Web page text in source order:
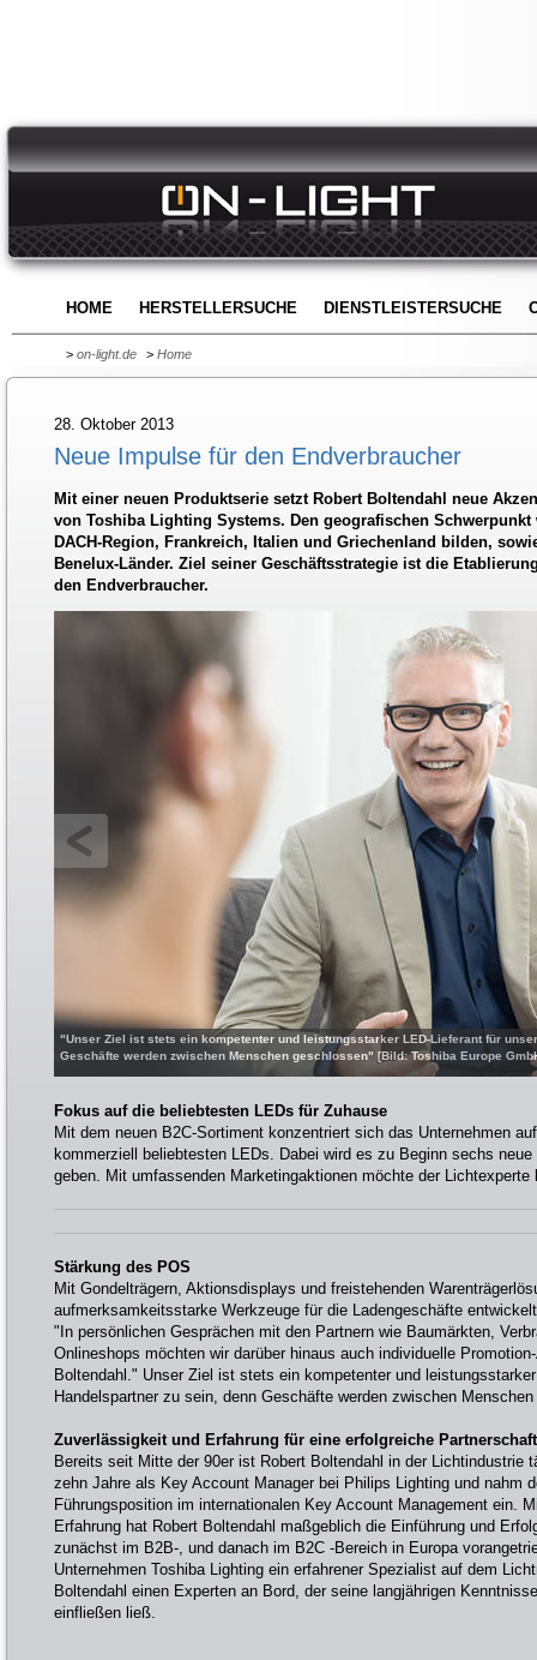
HOME HERSTELLERSUCHE DIENSTLEISTERSUCHE
> on-light.de > Home
28. Oktober 2013
Neue Impulse für den Endverbraucher
Mit einer neuen Produktserie setzt Robert Boltendahl neue
von Toshiba Lighting Systems. Den geografischen
DACH-Region, Frankreich, Italien und Griechenland bilden,
Benelux-Länder. Ziel seiner Geschäftsstrategie ist die
den Endverbraucher.
"Unser Ziel ist stets ein kompetenter und leistungsstarker LED-Lieferant für
Geschäfte werden zwischen Menschen geschlossen" [Bild: Toshiba Europe
Fokus auf die beliebtesten LEDs für Zuhause
Mit dem neuen B2C-Sortiment konzentriert sich das Unternehmen
kommerziell beliebtesten LEDs. Dabei wird es zu Beginn sechs
geben. Mit umfassenden Marketingaktionen möchte der
Stärkung des POS
Mit Gondelträgern, Aktionsdisplays und freistehenden
aufmerksamkeitsstarke Werkzeuge für die Ladengeschäfte
"In persönlichen Gesprächen mit den Partnern wie Baumärkten,
Onlineshops möchten wir darüber hinaus auch individuelle
Boltendahl." Unser Ziel ist stets ein kompetenter und
Handelspartner zu sein, denn Geschäfte werden zwischen
Zuverlässigkeit und Erfahrung für eine erfolgreiche Partnerschaft
Bereits seit Mitte der 90er ist Robert Boltendahl in der Lichtindustrie
zehn Jahre als Key Account Manager bei Philips Lighting und nahm
Führungsposition im internationalen Key Account Management ein.
Erfahrung hat Robert Boltendahl maßgeblich die Einführung und
zunächst im B2B-, und danach im B2C -Bereich in Europa
Unternehmen Toshiba Lighting ein erfahrener Spezialist auf dem
Boltendahl einen Experten an Bord, der seine langjährigen
einfließen ließ.